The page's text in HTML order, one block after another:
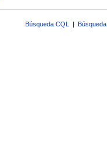
Búsqueda CQL |